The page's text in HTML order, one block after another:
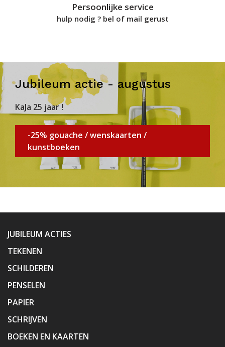
Persoonlijke service
hulp nodig ? bel of mail gerust
Jubileum actie - augustus
KaJa 25 jaar !
-25% gouache / wenskaarten /
kunstboeken
JUBILEUM ACTIES
TEKENEN
SCHILDEREN
PENSELEN
PAPIER
SCHRIJVEN
BOEKEN EN KAARTEN